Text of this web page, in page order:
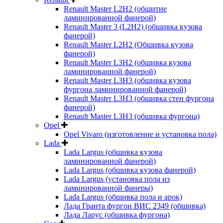
Renault Master L2H2 (обшитие
ламинированной фанерой)
Renault Master 3 (L2H2) (обшивка кузова
фанерой)
Renault Master L2H2 (Обшивка кузова
фанерой)
Renault Master L3H2 (обшивка кузова
ламинированной фанерой)
Renault Master L3H3 (обшивка кузова
фургона ламинированной фанерой)
Renault Master L3H3 (обшивка стен фургона
фанерой)
Renault Master L3H3 (обшивка фургона)
Opel
Opel Vivaro (изготовление и установка пола)
Lada
Lada Largus (обшивка кузова
ламинированной фанерой)
Lada Largus (обшивка кузова фанерой)
Lada Largus (установка пола из
ламинированной фанеры)
Lada Largus (обшивка пола и арок)
Лада Гранта фургон ВИС 2349 (обшивка)
Лада Ларус (обшивка фургона)